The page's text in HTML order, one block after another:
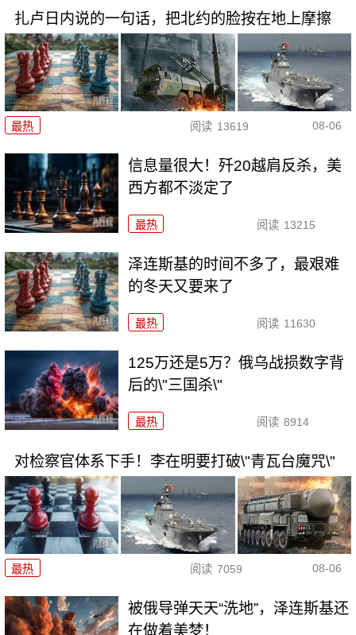
扎卢日内说的一句话，把北约的脸按在地上摩擦
最热 阅读 13619 08-06
信息量很大！歼20越肩反杀，美
西方都不淡定了
最热 阅读 13215
泽连斯基的时间不多了，最艰难
的冬天又要来了
最热 阅读 11630
125万还是5万？俄乌战损数字背
后的\"三国杀\"
最热 阅读 8914
对检察官体系下手！李在明要打破\"青瓦台魔咒\"
最热 阅读 7059 08-06
被俄导弹天天“洗地”，泽连斯基还
在做着美梦！